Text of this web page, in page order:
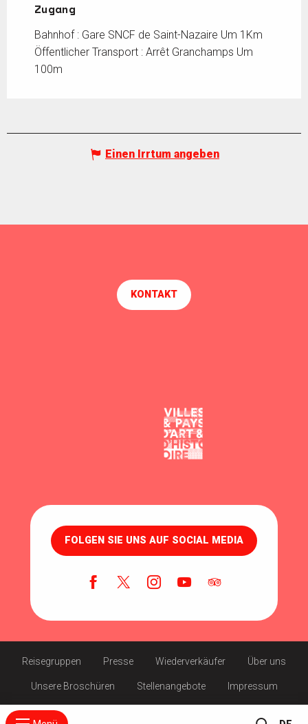
Zugang
Zugang
Bahnhof : Gare SNCF de Saint-Nazaire Um 1Km
Öffentlicher Transport : Arrêt Granchamps Um
100m
Einen Irrtum angeben
KONTAKT
FOLGEN SIE UNS AUF SOCIAL MEDIA
Reisegruppen Presse Wiederverkäufer Über uns
Unsere Broschüren Stellenangebote Impressum